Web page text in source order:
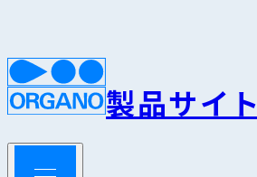
製品サイト